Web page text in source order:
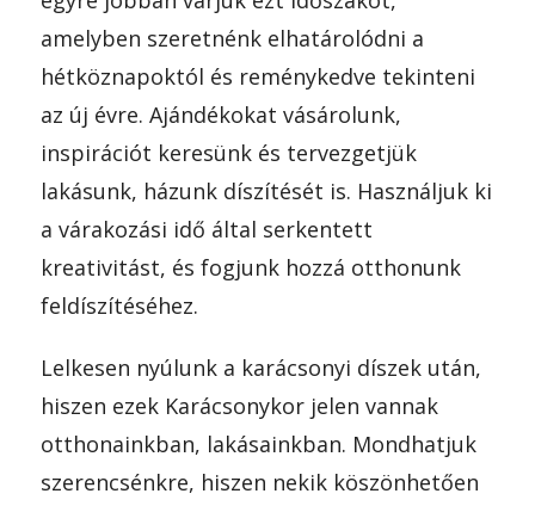
amelyben szeretnénk elhatárolódni a
hétköznapoktól és reménykedve tekinteni
az új évre. Ajándékokat vásárolunk,
inspirációt keresünk és tervezgetjük
lakásunk, házunk díszítését is. Használjuk ki
a várakozási idő által serkentett
kreativitást, és fogjunk hozzá otthonunk
feldíszítéséhez.
Lelkesen nyúlunk a karácsonyi díszek után,
hiszen ezek Karácsonykor jelen vannak
otthonainkban, lakásainkban. Mondhatjuk
szerencsénkre, hiszen nekik köszönhetően